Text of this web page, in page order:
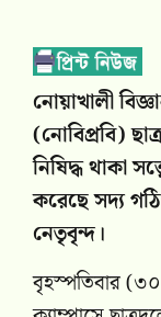
নোয়াখালী
(নোবিপ্রবি)
নিষিদ্ধ থাকা
করেছে সদ্য
নেতৃবৃন্দ।
বৃহস্পতিবার